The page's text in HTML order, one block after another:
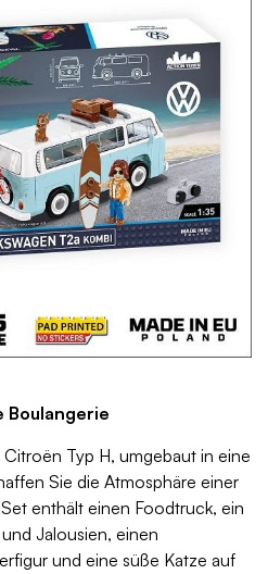
Boulangerie
Typ H, umgebaut in eine
Sie die Atmosphäre einer
enthält einen Foodtruck, ein
Jalousien, einen
und eine süße Katze auf